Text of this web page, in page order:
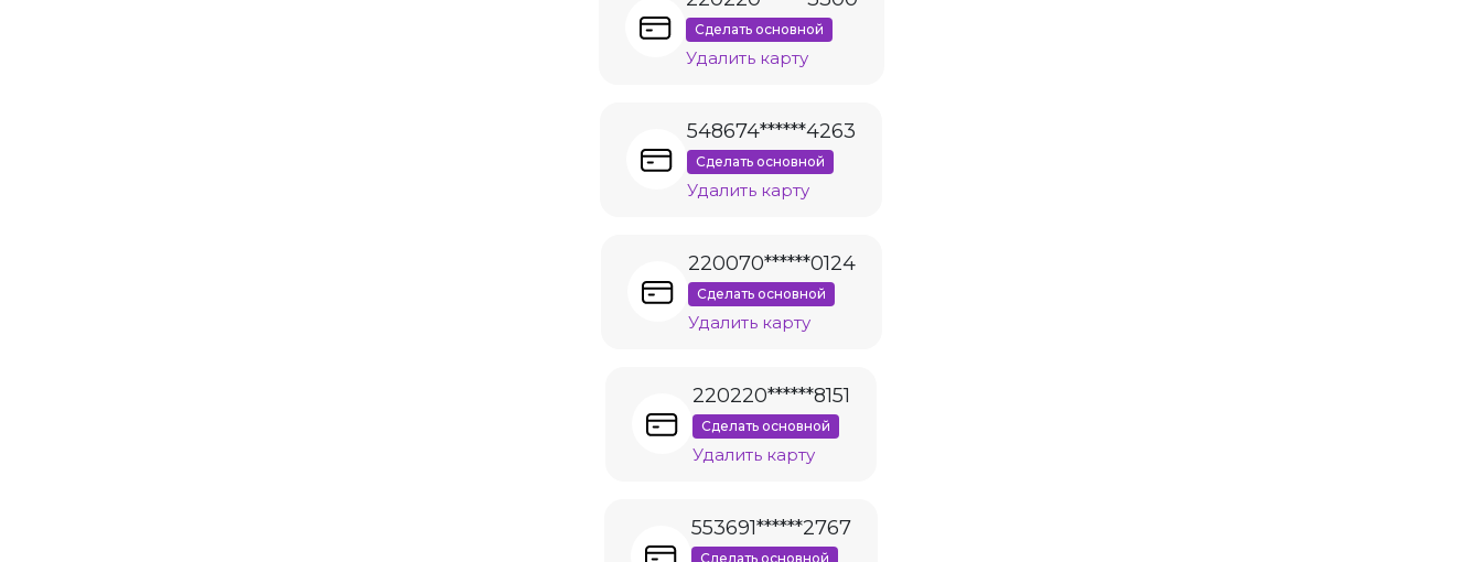
Сделать основной
Удалить карту
548674******4263
Сделать основной
Удалить карту
220070******0124
Сделать основной
Удалить карту
220220******8151
Сделать основной
Удалить карту
553691******2767
Сделать основной